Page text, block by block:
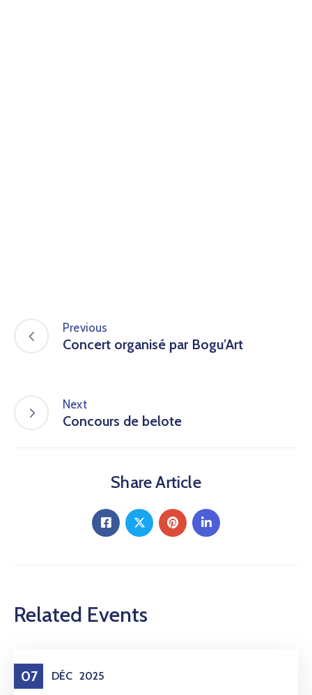
Previous
Concert organisé par Bogu’Art
Next
Concours de belote
Share Article
Related Events
07 DÉC 2025